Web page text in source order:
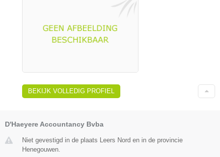
BEKIJK VOLLEDIG PROFIEL
D'Haeyere Accountancy Bvba
Niet gevestigd in de plaats Leers Nord en in de provincie
Henegouwen.